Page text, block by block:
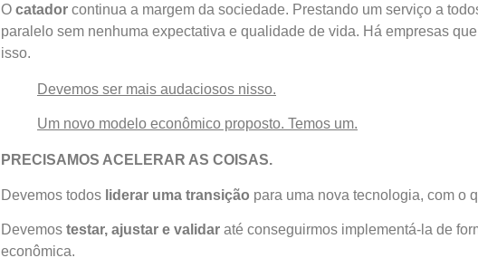
O catador continua a margem da sociedade. Prestando um serviço a
paralelo sem nenhuma expectativa e qualidade de vida. Há empresas que
isso.
Devemos ser mais audaciosos nisso.
Um novo modelo econômico proposto. Temos um.
PRECISAMOS ACELERAR AS COISAS.
Devemos todos liderar uma transição para uma nova tecnologia, com o
Devemos testar, ajustar e validar até conseguirmos implementá-la de
econômica.